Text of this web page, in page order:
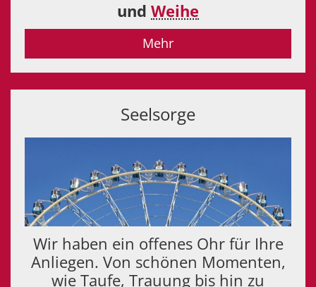
und Weihe
Mehr
Seelsorge
Wir haben ein offenes Ohr für Ihre
Anliegen. Von schönen Momenten,
wie Taufe, Trauung bis hin zu